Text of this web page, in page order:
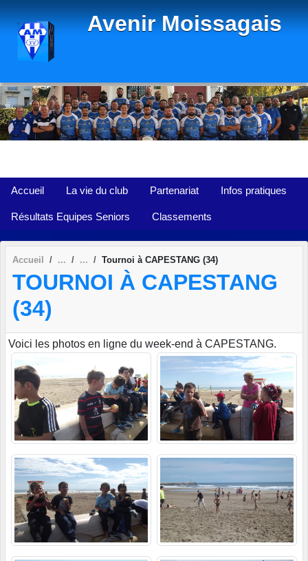
Avenir Moissagais
Accueil La vie du club Partenariat Infos pratiques
Résultats Equipes Seniors Classements
Accueil Tournoi à CAPESTANG (34)
TOURNOI À CAPESTANG
(34)
Voici les photos en ligne du week-end à CAPESTANG.